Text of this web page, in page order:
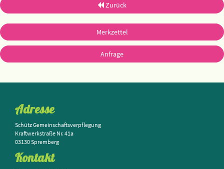
Zurück
Merkzettel
Anfrage
Adresse
Schütz Gemeinschaftsverpflegung
Kraftwerkstraße Nr. 41a
03130 Spremberg
Kontakt